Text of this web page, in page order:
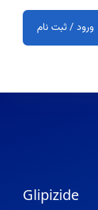
ورود / ثبت نام
Glipizide